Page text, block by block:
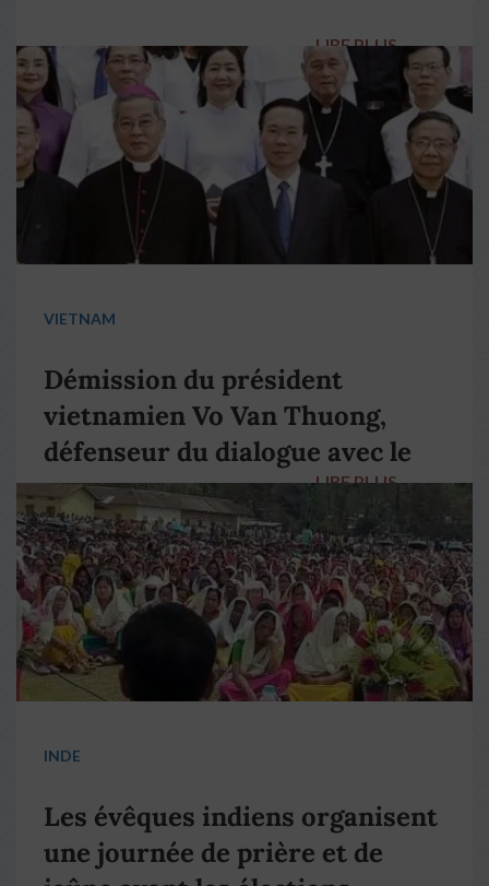
LIRE PLUS →
VIETNAM
Démission du président
vietnamien Vo Van Thuong,
défenseur du dialogue avec le
pape François
LIRE PLUS →
INDE
Les évêques indiens organisent
une journée de prière et de